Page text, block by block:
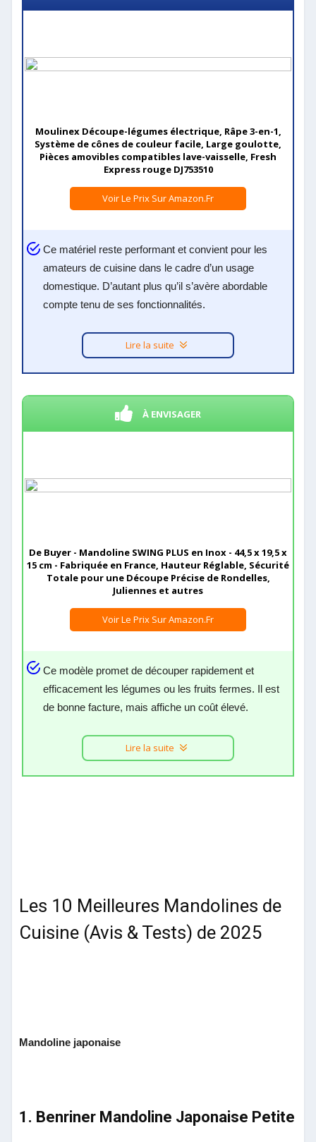
Moulinex Découpe-légumes électrique, Râpe 3-en-1,
Système de cônes de couleur facile, Large goulotte,
Pièces amovibles compatibles lave-vaisselle, Fresh
Express rouge DJ753510
Voir Le Prix Sur Amazon.fr
Ce matériel reste performant et convient pour les
amateurs de cuisine dans le cadre d’un usage
domestique. D’autant plus qu’il s’avère abordable
compte tenu de ses fonctionnalités.
Lire la suite
À ENVISAGER
De Buyer - Mandoline SWING PLUS en Inox - 44,5 x 19,5 x
15 cm - Fabriquée en France, Hauteur Réglable, Sécurité
Totale pour une Découpe Précise de Rondelles,
Juliennes et autres
Voir Le Prix Sur Amazon.fr
Ce modèle promet de découper rapidement et
efficacement les légumes ou les fruits fermes. Il est
de bonne facture, mais affiche un coût élevé.
Lire la suite
Les 10 Meilleures Mandolines de
Cuisine (Avis & Tests) de 2025
Mandoline japonaise
1. Benriner Mandoline Japonaise Petite